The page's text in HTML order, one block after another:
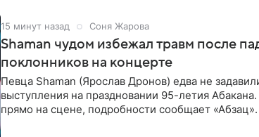
15 минут назад Соня Жарова
Shaman чудом избежал травм после
поклонников на концерте
Певца Shaman (Ярослав Дронов) едва не
выступления на праздновании 95-летия
прямо на сцене, подробности сообщает